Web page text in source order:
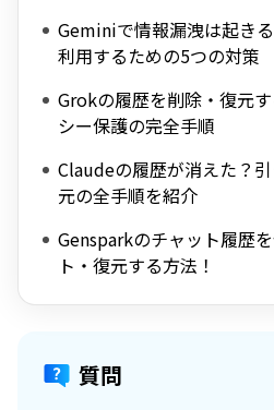
Geminiで情報漏洩は起き
利用するための5つの対策
Grokの履歴を削除・復元
シー保護の完全手順
Claudeの履歴が消えた？
元の全手順を紹介
Gensparkのチャット履歴
ト・復元する方法！
質問